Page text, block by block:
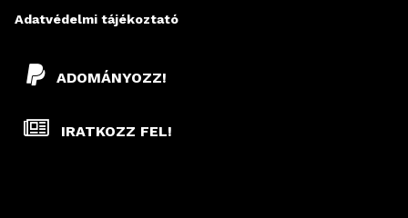
ADOMÁNYOZZ!
IRATKOZZ FEL!
Adatvédelmi tájékoztató